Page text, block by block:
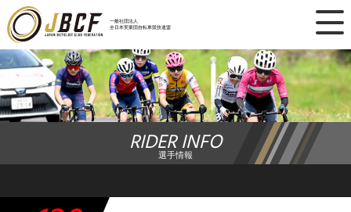
一般社団法人
全日本実業団自転車競技連盟
×
ニュース
レース日程
ランキング
RIDER INFO
選手情報